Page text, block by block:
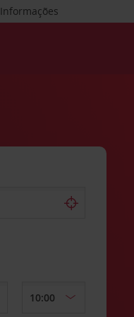
Informações